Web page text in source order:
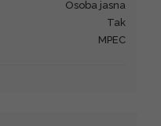
Osoba jasna
Tak
MPEC